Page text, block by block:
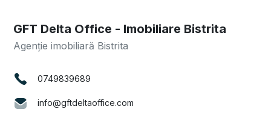
GFT Delta Office - Imobiliare Bistrita
Agenție imobiliară Bistrita
0749839689
info@gftdeltaoffice.com